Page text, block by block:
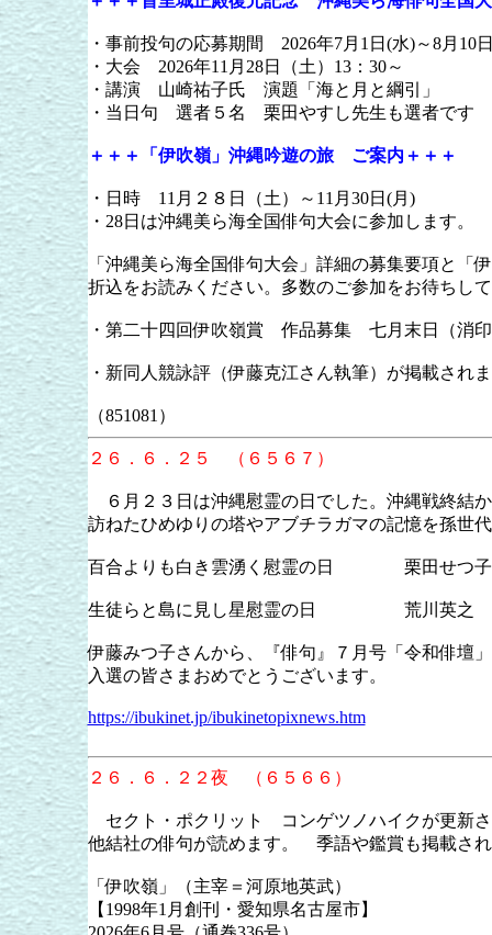
・事前投句の応募期間 2026年7月1日(水)～8月10
・大会 2026年11月28日（土）13：30～
・講演 山崎祐子氏 演題「海と月と綱引」
・当日句 選者５名 栗田やすし先生も選者です
＋＋＋「伊吹嶺」沖縄吟遊の旅 ご案内＋＋＋
・日時 11月２８日（土）～11月30日(月)
・28日は沖縄美ら海全国俳句大会に参加します。
「沖縄美ら海全国俳句大会」詳細の募集要項と「
折込をお読みください。多数のご参加をお待ちし
・第二十四回伊吹嶺賞 作品募集 七月末日（消
・新同人競詠評（伊藤克江さん執筆）が掲載され
（851081）
２６．６．２５ （６５６７）
６月２３日は沖縄慰霊の日でした。沖縄戦終結
訪ねたひめゆりの塔やアブチラガマの記憶を孫世
百合よりも白き雲湧く慰霊の日 栗田せつ子
生徒らと島に見し星慰霊の日 荒川英之 い
伊藤みつ子さんから、『俳句』７月号「令和俳壇
入選の皆さまおめでとうございます。
https://ibukinet.jp/ibukinetopixnews.htm
２６．６．２２夜 （６５６６）
セクト・ポクリット コンゲツノハイクが更新
他結社の俳句が読めます。 季語や鑑賞も掲載さ
「伊吹嶺」（主宰＝河原地英武）
【1998年1月創刊・愛知県名古屋市】